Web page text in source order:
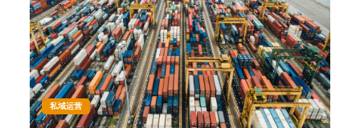
私域运营